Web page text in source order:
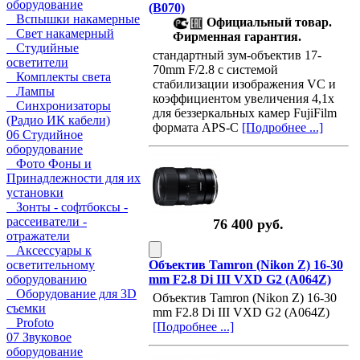
оборудование
Вспышки накамерные
Свет накамерный
Студийные
осветители
Комплекты света
Лампы
Синхронизаторы
(Радио ИК кабели)
06 Студийное
оборудование
Фото Фоны и
Принадлежности для их
установки
Зонты - софтбоксы -
рассеиватели -
отражатели
Аксессуары к
осветительному
оборудованию
Оборудование для 3D
съемки
Profoto
07 Звуковое
оборудование
(B070)
Официальный товар.
Фирменная гарантия.
стандартный зум-объектив 17-
70mm F/2.8 с системой
стабилизации изображения VC и
коэффициентом увеличения 4,1x
для беззеркальных камер FujiFilm
формата APS-C [Подробнее ...]
76 400 руб.
Объектив Tamron (Nikon Z) 16-30
mm F2.8 Di III VXD G2 (A064Z)
Объектив Tamron (Nikon Z) 16-30
mm F2.8 Di III VXD G2 (A064Z)
[Подробнее ...]